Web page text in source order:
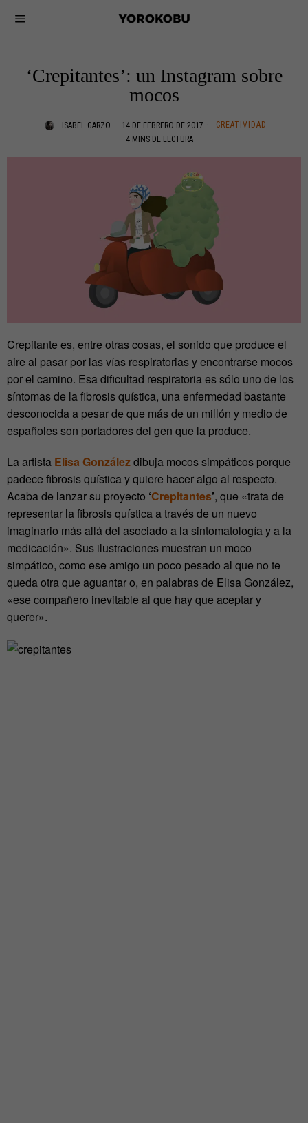
‘Crepitantes’: un Instagram sobre
mocos
ISABEL GARZO 14 DE FEBRERO DE 2017
CREATIVIDAD
4 MINS DE LECTURA
Crepitante es, entre otras cosas, el sonido que produce el
aire al pasar por las vías respiratorias y encontrarse mocos
por el camino. Esa dificultad respiratoria es sólo uno de los
síntomas de la fibrosis quística, una enfermedad bastante
desconocida a pesar de que más de un millón y medio de
españoles son portadores del gen que la produce.
La artista Elisa Gonzálezdibuja mocos simpáticos porque
padece fibrosis quística y quiere hacer algo al respecto.
Acaba de lanzar su proyecto ‘Crepitantes’, que «trata de
representar la fibrosis quística a través de un nuevo
imaginario más allá del asociado a la sintomatología y a la
medicación». Sus ilustraciones muestran un moco
simpático, como ese amigo un poco pesado al que no te
queda otra que aguantar o, en palabras de Elisa González,
«ese compañero inevitable al que hay que aceptar y
querer».